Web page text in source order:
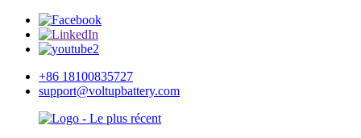
+86 18100835727
support@voltupbattery.com